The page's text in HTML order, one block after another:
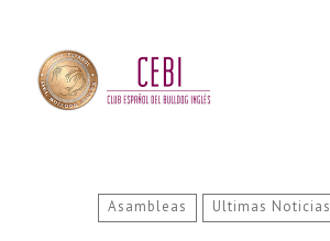
Asambleas Ultimas Noticias